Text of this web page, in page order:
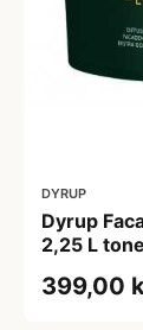
DYRUP
Dyrup
2,25 L
399,00